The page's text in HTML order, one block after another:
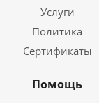
Услуги
Политика
Сертификаты
Помощь